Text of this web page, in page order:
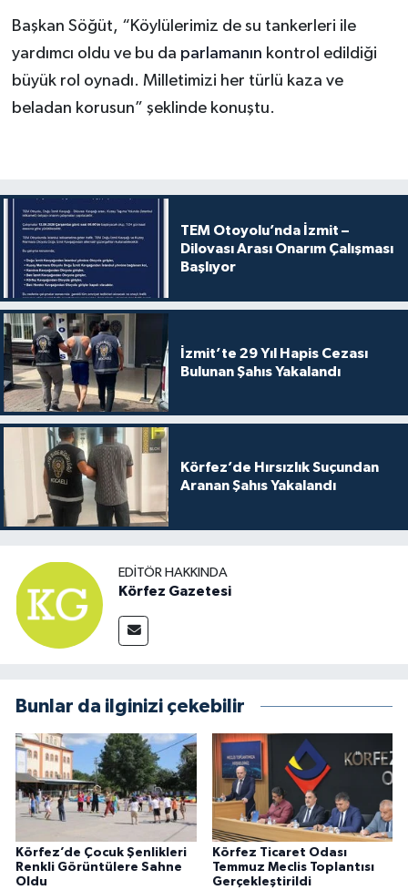
Başkan Söğüt, “Köylülerimiz de su tankerleri ile
yardımcı oldu ve bu da parlamanın kontrol edildiği
büyük rol oynadı. Milletimizi her türlü kaza ve
beladan korusun” şeklinde konuştu.
TEM Otoyolu’nda İzmit –
Dilovası Arası Onarım Çalışması
Başlıyor
İzmit’te 29 Yıl Hapis Cezası
Bulunan Şahıs Yakalandı
Körfez’de Hırsızlık Suçundan
Aranan Şahıs Yakalandı
EDITÖR HAKKINDA
Körfez Gazetesi
Bunlar da ilginizi çekebilir
Körfez’de Çocuk Şenlikleri
Renkli Görüntülere Sahne
Oldu
Körfez Ticaret Odası
Temmuz Meclis Toplantısı
Gerçekleştirildi